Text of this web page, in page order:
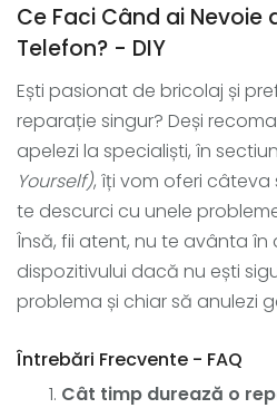
Ce Faci Când ai Nevoie
Telefon? - DIY
Ești pasionat de bricolaj și
reparație singur? Deși
apelezi la specialiști, în
Yourself), îți vom oferi
te descurci cu unele
Însă, fii atent, nu te avânta în
dispozitivului dacă nu ești
problema și chiar să anulezi
Întrebări Frecvente - FAQ
Cât timp durează o